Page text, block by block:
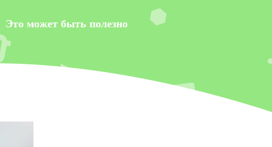
Это может быть полезно